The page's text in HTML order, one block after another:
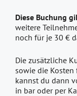
Diese Buchung
weitere
noch für je 30 €
Die zusätzliche
sowie die
kannst du dann
in bar oder per